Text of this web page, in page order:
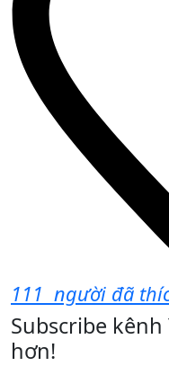
111 người đã
Subscribe
hơn!